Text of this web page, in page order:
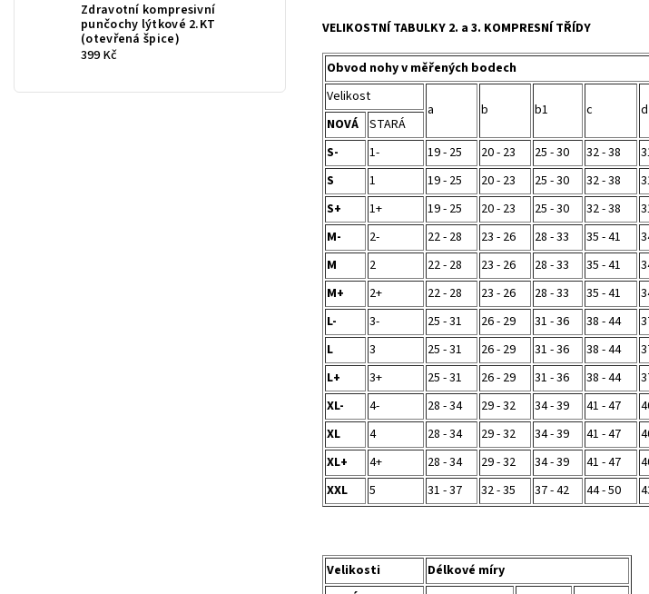
Zdravotní kompresivní
punčochy lýtkové 2.KT
(otevřená špice)
399 Kč
VELIKOSTNÍ TABULKY 2. a 3. KOMPRESNÍ TŘÍDY
Obvod nohy v měřených bodech
Velikost
a b b1 c d
NOVÁ STARÁ
S-
1- 19 - 25 20 - 23 25 - 30 32 - 38
S
1 19 - 25 20 - 23 25 - 30 32 - 38
S+
1+ 19 - 25 20 - 23 25 - 30 32 - 38
M-
2- 22 - 28 23 - 26 28 - 33 35 - 41
M
2 22 - 28 23 - 26 28 - 33 35 - 41
M+
2+ 22 - 28 23 - 26 28 - 33 35 - 41
L-
3- 25 - 31 26 - 29 31 - 36 38 - 44
L
3 25 - 31 26 - 29 31 - 36 38 - 44
L+
3+ 25 - 31 26 - 29 31 - 36 38 - 44
XL-
4- 28 - 34 29 - 32 34 - 39 41 - 47
XL
4 28 - 34 29 - 32 34 - 39 41 - 47
XL+
4+ 28 - 34 29 - 32 34 - 39 41 - 47
XXL
5 31 - 37 32 - 35 37 - 42 44 - 50
Velikosti
Délkové míry